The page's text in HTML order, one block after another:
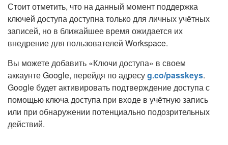
Стоит отметить, что на данный момент поддержка
ключей доступа доступна только для личных учётных
записей, но в ближайшее время ожидается их
внедрение для пользователей Workspace.
Вы можете добавить «Ключи доступа» в своем
аккаунте Google, перейдя по адресуg.co/passkeys.
Google будет активировать подтверждение доступа с
помощью ключа доступа при входе в учётную запись
или при обнаружении потенциально подозрительных
действий.